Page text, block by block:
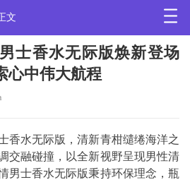
文
士香水无际版焕新登场
心中伟大航程
香水无际版，清新青柑缱绻海洋之
交融碰撞，以全新视野呈现男性清
男士香水无际版秉持环保理念，瓶